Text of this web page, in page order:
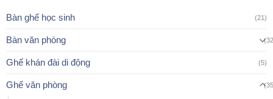
Bàn ghế học sinh (21)
Bàn văn phòng
Ghế khán đài di động (5)
Ghế văn phòng